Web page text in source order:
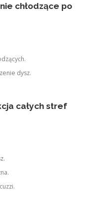
chłodzące po
dysz.
całych stref